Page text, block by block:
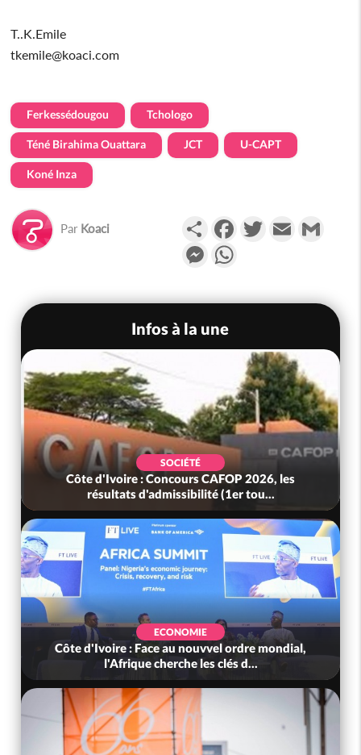
T..K.Emile
tkemile@koaci.com
Ferkessédougou Tchologo
Téné Birahima Ouattara JCT U-CAPT
Koné Inza
Par Koaci PartagerFacebookTwitterEmail
Messenger
Infos à la une
SOCIÉTÉ
Côte d'Ivoire : Concours CAFOP 2026, les
résultats d'admissibilité (1er tou...
ECONOMIE
Côte d'Ivoire : Face au nouvvel ordre mondial,
l'Afrique cherche les clés d...